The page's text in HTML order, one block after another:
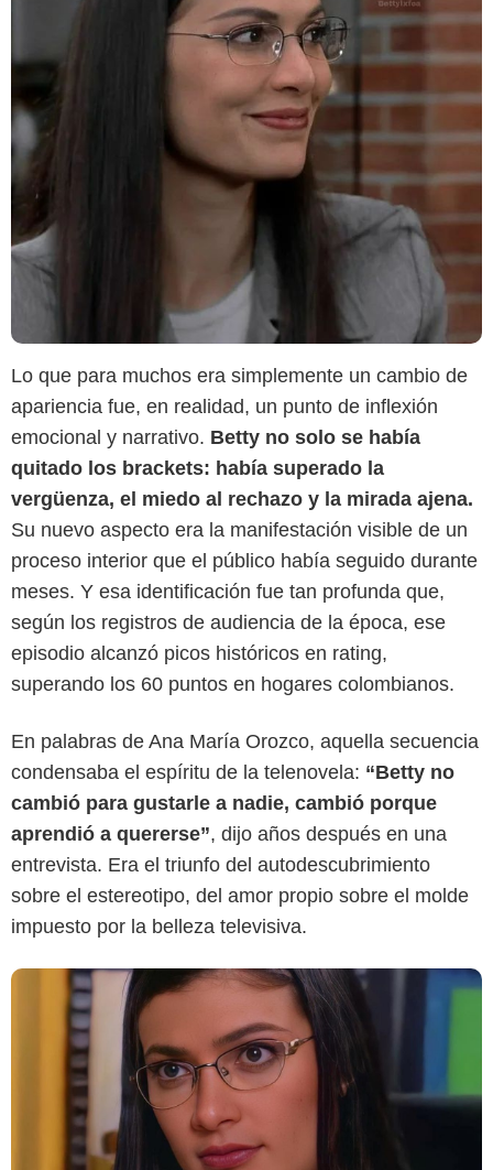
Lo que para muchos era simplemente un cambio de
apariencia fue, en realidad, un punto de inflexión
emocional y narrativo. Betty no solo se había
quitado los brackets: había superado la
vergüenza, el miedo al rechazo y la mirada ajena.
Su nuevo aspecto era la manifestación visible de un
proceso interior que el público había seguido durante
meses. Y esa identificación fue tan profunda que,
según los registros de audiencia de la época, ese
episodio alcanzó picos históricos en rating,
superando los 60 puntos en hogares colombianos.
En palabras de Ana María Orozco, aquella secuencia
condensaba el espíritu de la telenovela: “Betty no
cambió para gustarle a nadie, cambió porque
aprendió a quererse”, dijo años después en una
entrevista. Era el triunfo del autodescubrimiento
sobre el estereotipo, del amor propio sobre el molde
impuesto por la belleza televisiva.
Canal RCN